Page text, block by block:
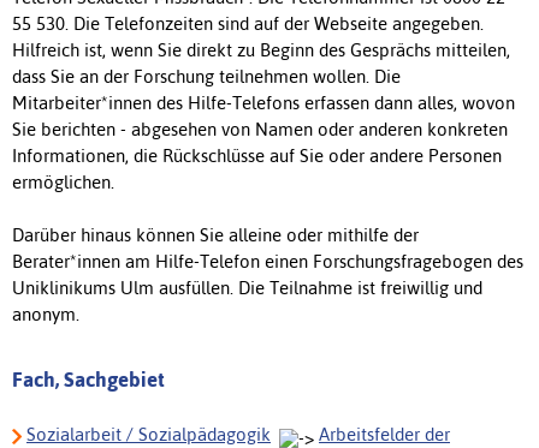
55 530. Die Telefonzeiten sind auf der Webseite angegeben.
Hilfreich ist, wenn Sie direkt zu Beginn des Gesprächs mitteilen,
dass Sie an der Forschung teilnehmen wollen. Die
Mitarbeiter*innen des Hilfe-Telefons erfassen dann alles, wovon
Sie berichten - abgesehen von Namen oder anderen konkreten
Informationen, die Rückschlüsse auf Sie oder andere Personen
ermöglichen.
Darüber hinaus können Sie alleine oder mithilfe der
Berater*innen am Hilfe-Telefon einen Forschungsfragebogen des
Uniklinikums Ulm ausfüllen. Die Teilnahme ist freiwillig und
anonym.
Fach, Sachgebiet
Sozialarbeit / Sozialpädagogik
Arbeitsfelder der